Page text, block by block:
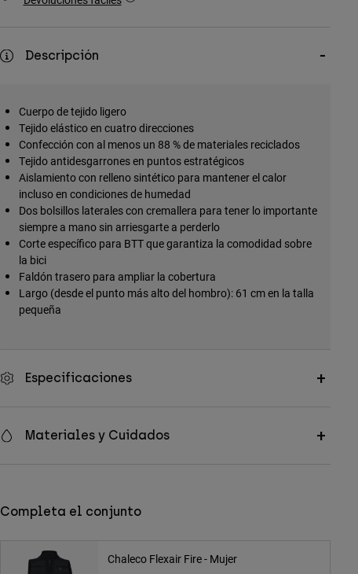
Descripción
Cuerpo de tejido ligero
Tejido elástico en cuatro direcciones
Confección con al menos un 88 % de materiales reciclados
Tejido antidesgarrones en puntos estratégicos
Aislamiento con relleno sintético para mantener el calor
incluso en condiciones de humedad
Dos bolsillos laterales con cremallera para tener lo importante
siempre a mano sin arriesgarte a perderlo
Corte específico para BTT que garantiza la comodidad sobre
la bici
Faldón trasero para ampliar la cobertura
Largo (desde el punto más alto del hombro): 61 cm en la talla
pequeña
Especificaciones
Materiales y Cuidados
Completa el conjunto
Chaleco Flexair Fire - Mujer